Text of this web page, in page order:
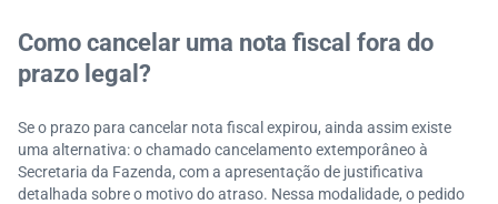
Como cancelar uma nota fiscal fora do
prazo legal?
Se o prazo para cancelar nota fiscal expirou, ainda assim existe
uma alternativa: o chamado cancelamento extemporâneo à
Secretaria da Fazenda, com a apresentação de justificativa
detalhada sobre o motivo do atraso. Nessa modalidade, o pedido